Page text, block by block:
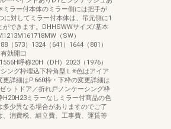
ミラー付本体のミラー側には把手が
に対してミラー付本体は、吊元側に1
ができます。DHHSWWサイズ/基本
（SW）
（573）1324（641）1644（801）
効開口
呼称20H（DH）2023（1976）
ング枠埋込下枠角型Ｌ※色はアイア
詳細はP.660枠・下枠の変更詳細は
ットドア／折れ戸ノンケーシング枠
H20H23ミラーなしミラー付商品の色
少異なる場合がありますのでご了
、消費税、組立費、工事費、運賃等